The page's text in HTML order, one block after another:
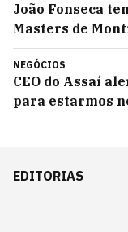
João Fonseca
Masters de
NEGÓCIOS
CEO do Assaí
para estarmos
EDITORIAS